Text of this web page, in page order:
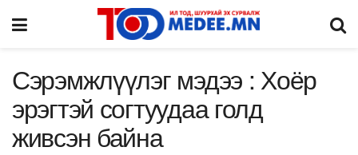
Сэрэмжлүүлэг мэдээ : Хоёр
эрэгтэй согтуудаа голд
живсэн байна